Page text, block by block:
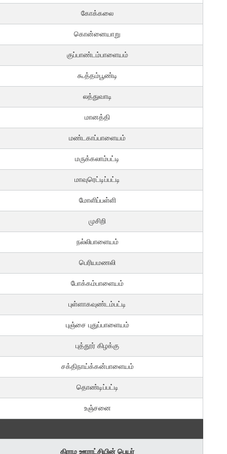
கோக்கலை
கொன்னையாறு
குப்பாண்டம்பாளையம்
கூத்தம்பூண்டி
லத்துவாடி
மானத்தி
மண்டகாப்பாளையம்
மருக்கலாம்பட்டி
மாவுரெட்டிப்பட்டி
மோளிப்பள்ளி
முசிறி
நல்லிபாளையம்
பெரியமணலி
போக்கம்பாளையம்
புள்ளாகவுண்டம்பட்டி
புஞ்சை புதுப்பாளையம்
புத்தூர் கிழக்கு
சக்திநாய்க்கன்பாளையம்
தொண்டிப்பட்டி
உஞ்சனை
கிராம ஊராட்சியின் பெயர்